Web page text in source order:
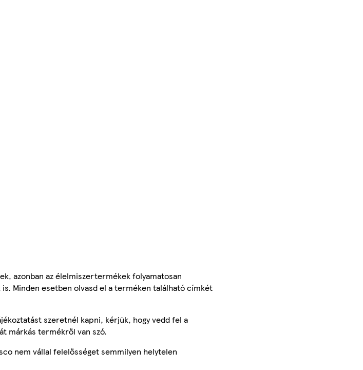
azonban az élelmiszertermékek folyamatosan
Minden esetben olvasd el a terméken található címkét
szeretnél kapni, kérjük, hogy vedd fel a
márkás termékről van szó.
nem vállal felelősséget semmilyen helytelen